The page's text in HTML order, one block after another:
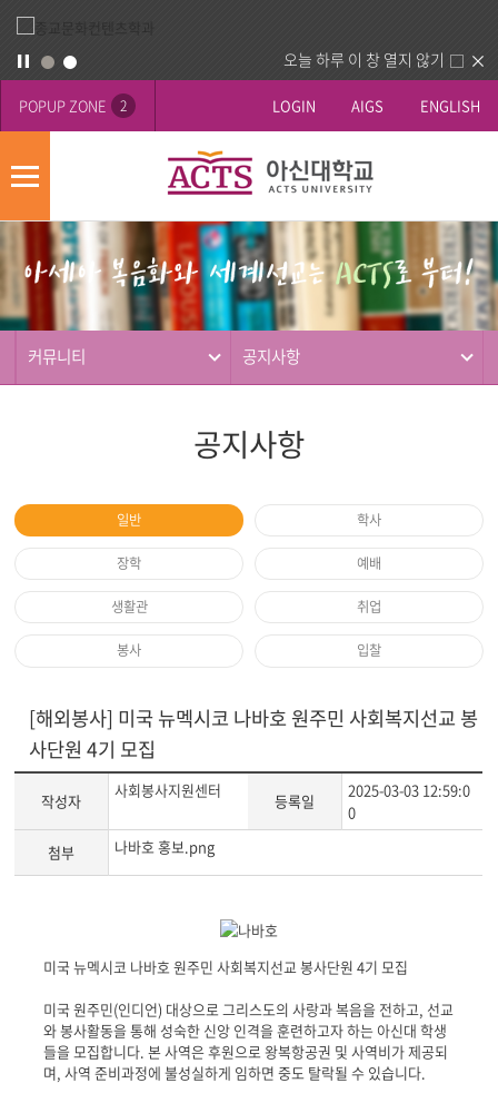
오늘 하루 이 창 열지 않기
POPUP ZONE 2 LOGIN AIGS ENGLISH
모
메
뉴
역
커뮤니티 공지사항
공지사항
일반 학사
장학 예배
생활관 취업
봉사 입찰
[해외봉사] 미국 뉴멕시코 나바호 원주민 사회복지선교 봉
사단원 4기 모집
작성자
사회봉사지원센터
등록일
2025-03-03 12:59:0
0
첨부
나바호 홍보.png
글
문
미국 뉴멕시코 나바호 원주민 사회복지선교 봉사단원 4기 모집
미국 원주민(인디언) 대상으로 그리스도의 사랑과 복음을 전하고, 선교
와 봉사활동을 통해 성숙한 신앙 인격을 훈련하고자 하는 아신대 학생
들을 모집합니다. 본 사역은 후원으로 왕복항공권 및 사역비가 제공되
며, 사역 준비과정에 불성실하게 임하면 중도 탈락될 수 있습니다.